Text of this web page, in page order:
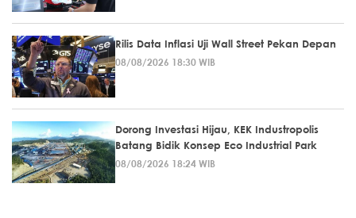
Rilis Data Inflasi Uji Wall Street Pekan Depan
08/08/2026 18:30 WIB
Dorong Investasi Hijau, KEK Industropolis
Batang Bidik Konsep Eco Industrial Park
08/08/2026 18:24 WIB